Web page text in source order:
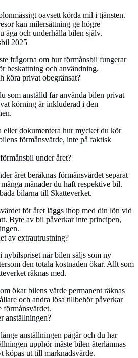
oavsett körda mil i tjänsten.
kan milersättning ge högre
äga och underhålla bilen själv.
2025
frågorna om hur förmånsbil fungerar
beskattning och användning.
köra privat obegränsat?
som anställd får använda bilen privat
körning är inkluderad i den
eller dokumentera hur mycket du kör
förmånsvärde, inte på faktisk
under året?
året beräknas förmånsvärdet separat
månader du haft respektive bil.
bilarna till Skatteverket.
för året läggs ihop med din lön vid
Byte av bil påverkar inte principen,
av extrautrustning?
nybilspriset när bilen säljs som ny
den totala kostnaden ökar. Allt som
räknas med.
ökar bilens värde permanent räknas
och andra lösa tillbehör påverkar
förmånsvärdet.
anställningen?
anställningen pågår och du har
upphör måste bilen återlämnas
köpas ut till marknadsvärde.